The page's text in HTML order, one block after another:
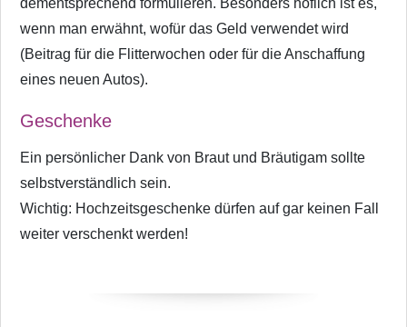
dementsprechend formulieren. Besonders höflich ist es,
wenn man erwähnt, wofür das Geld verwendet wird
(Beitrag für die Flitterwochen oder für die Anschaffung
eines neuen Autos).
Geschenke
Ein persönlicher Dank von Braut und Bräutigam sollte
selbstverständlich sein.
Wichtig: Hochzeitsgeschenke dürfen auf gar keinen Fall
weiter verschenkt werden!